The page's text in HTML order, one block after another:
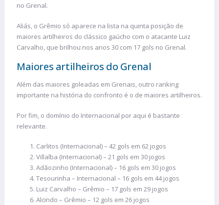
no Grenal.
Aliás, o Grêmio só aparece na lista na quinta posição de
maiores artilheiros do clássico gaúcho com o atacante Luiz
Carvalho, que brilhou nos anos 30 com 17 gols no Grenal.
Maiores artilheiros do Grenal
Além das maiores goleadas em Grenais, outro ranking
importante na história do confronto é o de maiores artilheiros.
Por fim, o domínio do Internacional por aqui é bastante
relevante.
Carlitos (Internacional) – 42 gols em 62 jogos
Villalba (Internacional) – 21 gols em 30 jogos
Adãozinho (Internacional) – 16 gols em 30 jogos
Tesourinha – Internacional – 16 gols em 44 jogos
Luiz Carvalho – Grêmio – 17 gols em 29 jogos
Alcindo – Grêmio – 12 gols em 26 jogos